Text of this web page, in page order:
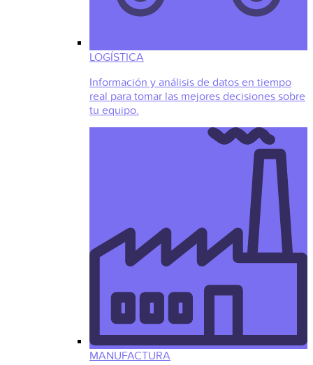
LOGÍSTICA
Información y análisis de datos en tiempo
real para tomar las mejores decisiones sobre
tu equipo.
MANUFACTURA